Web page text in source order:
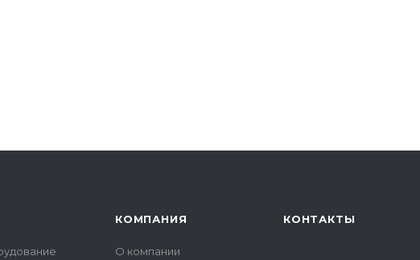
КОМПАНИЯ
О компании
КОНТАКТЫ